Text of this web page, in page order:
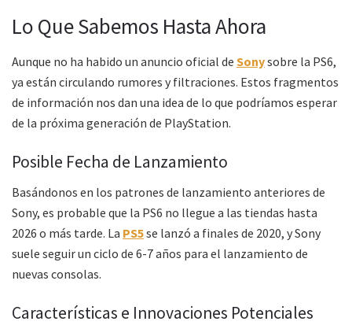
Lo Que Sabemos Hasta Ahora
Aunque no ha habido un anuncio oficial de Sonysobre la PS6,
ya están circulando rumores y filtraciones. Estos fragmentos
de información nos dan una idea de lo que podríamos esperar
de la próxima generación de PlayStation.
Posible Fecha de Lanzamiento
Basándonos en los patrones de lanzamiento anteriores de
Sony, es probable que la PS6 no llegue a las tiendas hasta
2026 o más tarde. La PS5se lanzó a finales de 2020, y Sony
suele seguir un ciclo de 6-7 años para el lanzamiento de
nuevas consolas.
Características e Innovaciones Potenciales